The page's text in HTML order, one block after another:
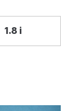
1.8 i